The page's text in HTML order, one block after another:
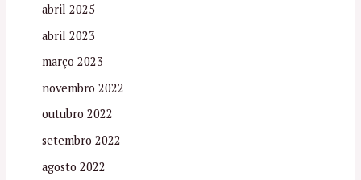
abril 2025
abril 2023
março 2023
novembro 2022
outubro 2022
setembro 2022
agosto 2022